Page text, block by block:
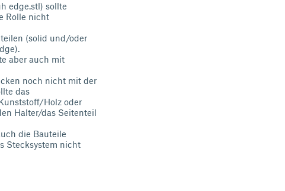
edge.stl) sollte
Rolle nicht
(solid und/oder
aber auch mit
noch nicht mit der
das
Holz oder
Halter/das Seitenteil
die Bauteile
Stecksystem nicht